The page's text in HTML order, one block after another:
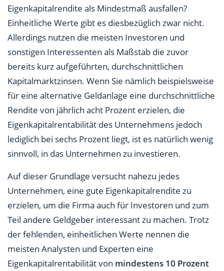
Eigenkapitalrendite als Mindestmaß ausfallen?
Einheitliche Werte gibt es diesbezüglich zwar nicht.
Allerdings nutzen die meisten Investoren und
sonstigen Interessenten als Maßstab die zuvor
bereits kurz aufgeführten, durchschnittlichen
Kapitalmarktzinsen. Wenn Sie nämlich beispielsweise
für eine alternative Geldanlage eine durchschnittliche
Rendite von jährlich acht Prozent erzielen, die
Eigenkapitalrentabilität des Unternehmens jedoch
lediglich bei sechs Prozent liegt, ist es natürlich wenig
sinnvoll, in das Unternehmen zu investieren.
Auf dieser Grundlage versucht nahezu jedes
Unternehmen, eine gute Eigenkapitalrendite zu
erzielen, um die Firma auch für Investoren und zum
Teil andere Geldgeber interessant zu machen. Trotz
der fehlenden, einheitlichen Werte nennen die
meisten Analysten und Experten eine
Eigenkapitalrentabilität von mindestens 10 Prozent